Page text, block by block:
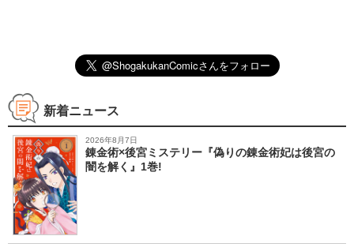
新着ニュース
2026年8月7日
錬金術×後宮ミステリー『偽りの錬金術妃は後宮の
闇を解く』1巻!